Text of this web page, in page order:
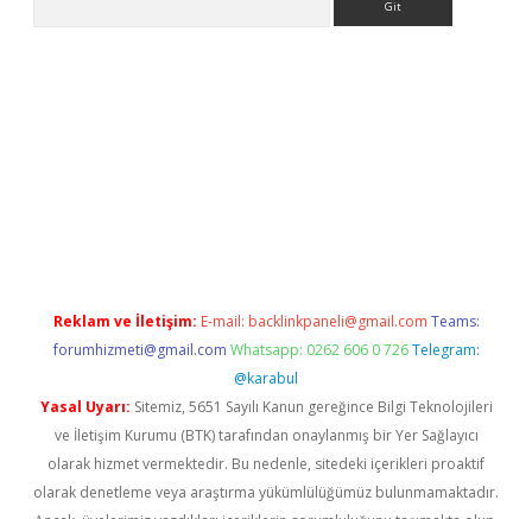
Reklam ve İletişim: E-mail: backlinkpaneli@gmail.com Teams:
forumhizmeti@gmail.com Whatsapp: 0262 606 0 726 Telegram:
@karabul
Yasal Uyarı: Sitemiz, 5651 Sayılı Kanun gereğince Bilgi Teknolojileri
ve İletişim Kurumu (BTK) tarafından onaylanmış bir Yer Sağlayıcı
olarak hizmet vermektedir. Bu nedenle, sitedeki içerikleri proaktif
olarak denetleme veya araştırma yükümlülüğümüz bulunmamaktadır.